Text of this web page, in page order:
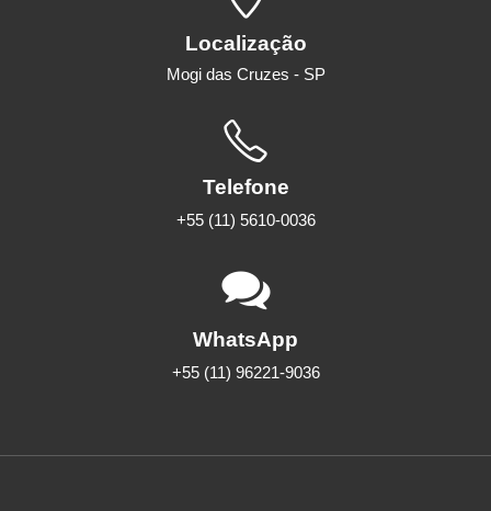
Localização
Mogi das Cruzes - SP
Telefone
+55 (11) 5610-0036
WhatsApp
+55 (11) 96221-9036